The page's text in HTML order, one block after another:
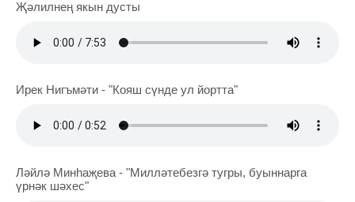
Җәлилнең якын дусты
Ирек Нигъмәти - "Кояш сүнде ул йортта"
Ләйлә Минһаҗева - "Милләтебезгә тугры, буыннарга
үрнәк шәхес"